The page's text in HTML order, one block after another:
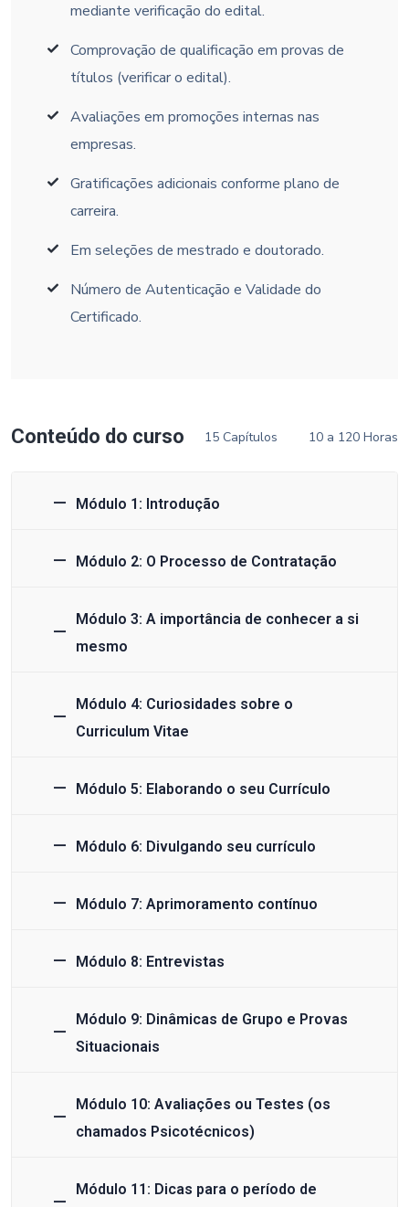
mediante verificação do edital.
Comprovação de qualificação em provas de
títulos (verificar o edital).
Avaliações em promoções internas nas
empresas.
Gratificações adicionais conforme plano de
carreira.
Em seleções de mestrado e doutorado.
Número de Autenticação e Validade do
Certificado.
Conteúdo do curso 15 Capítulos 10 a 120 Horas
Módulo 1: Introdução
Módulo 2: O Processo de Contratação
Módulo 3: A importância de conhecer a si
mesmo
Módulo 4: Curiosidades sobre o
Curriculum Vitae
Módulo 5: Elaborando o seu Currículo
Módulo 6: Divulgando seu currículo
Módulo 7: Aprimoramento contínuo
Módulo 8: Entrevistas
Módulo 9: Dinâmicas de Grupo e Provas
Situacionais
Módulo 10: Avaliações ou Testes (os
chamados Psicotécnicos)
Módulo 11: Dicas para o período de